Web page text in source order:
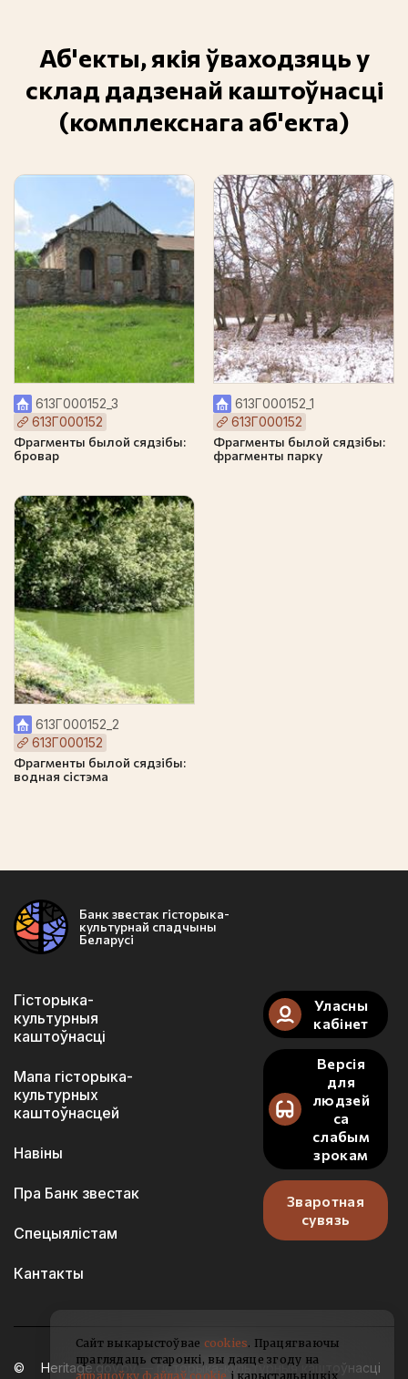
Аб'екты, якія ўваходзяць у
склад дадзенай каштоўнасці
(комплекснага аб'екта)
613Г000152_3
613Г000152
Фрагменты былой сядзібы:
бровар
613Г000152_2
613Г000152
Фрагменты былой сядзібы:
водная сістэма
613Г000152_1
613Г000152
Фрагменты былой сядзібы:
фрагменты парку
Банк звестак гісторыка-
культурнай спадчыны
Беларусі
Гісторыка-
культурныя
каштоўнасці
Мапа гісторыка-
культурных
каштоўнасцей
Навіны
Пра Банк звестак
Спецыялістам
Кантакты
Уласны
кабінет
Версія
для
людзей
са
слабым
зрокам
Зваротная
сувязь
Heritage.gov.by — гісторыка-культурныя каштоўнасці
Сайт выкарыстоўвае cookies. Працягваючы
праглядаць старонкі, вы даяце згоду на
апрацоўку файлаў cookie і карыстальніцкіх